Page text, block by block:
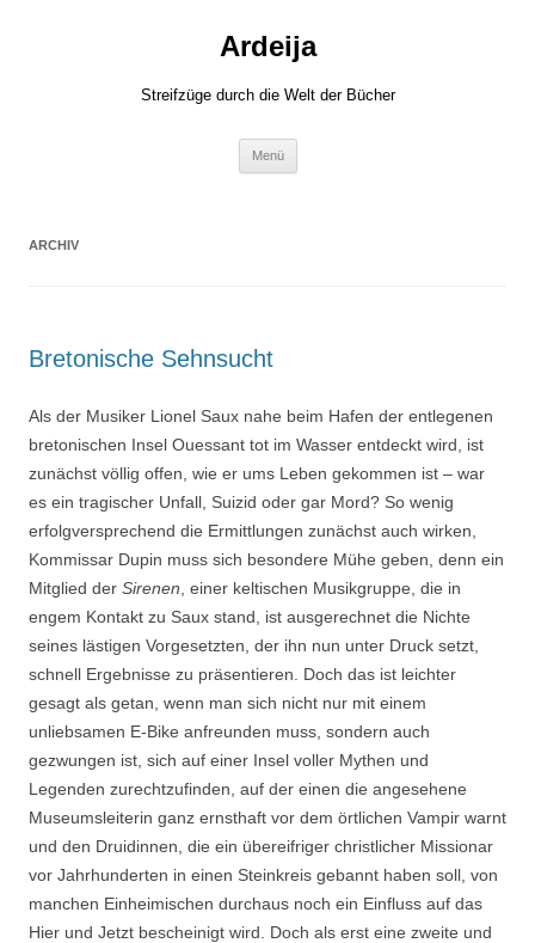
Ardeija
Streifzüge durch die Welt der Bücher
Menü
ARCHIV
Bretonische Sehnsucht
Als der Musiker Lionel Saux nahe beim Hafen der entlegenen
bretonischen Insel Ouessant tot im Wasser entdeckt wird, ist
zunächst völlig offen, wie er ums Leben gekommen ist – war
es ein tragischer Unfall, Suizid oder gar Mord? So wenig
erfolgversprechend die Ermittlungen zunächst auch wirken,
Kommissar Dupin muss sich besondere Mühe geben, denn ein
Mitglied der Sirenen , einer keltischen Musikgruppe, die in
engem Kontakt zu Saux stand, ist ausgerechnet die Nichte
seines lästigen Vorgesetzten, der ihn nun unter Druck setzt,
schnell Ergebnisse zu präsentieren. Doch das ist leichter
gesagt als getan, wenn man sich nicht nur mit einem
unliebsamen E-Bike anfreunden muss, sondern auch
gezwungen ist, sich auf einer Insel voller Mythen und
Legenden zurechtzufinden, auf der einen die angesehene
Museumsleiterin ganz ernsthaft vor dem örtlichen Vampir warnt
und den Druidinnen, die ein übereifriger christlicher Missionar
vor Jahrhunderten in einen Steinkreis gebannt haben soll, von
manchen Einheimischen durchaus noch ein Einfluss auf das
Hier und Jetzt bescheinigt wird. Doch als erst eine zweite und